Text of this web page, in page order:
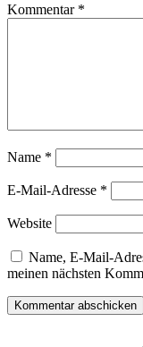
Kommentar *
Name *
E-Mail-Adresse *
Website
Name, E-Mail-
meinen nächsten